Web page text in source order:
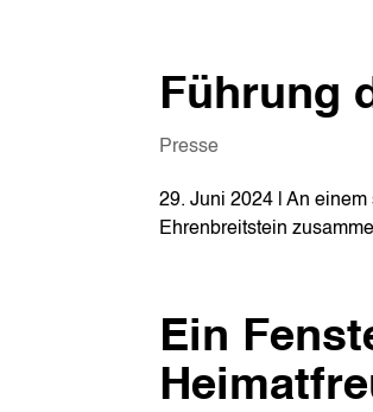
Führung
Presse
29. Juni 2024 | An
Ehrenbreitstein
Ein